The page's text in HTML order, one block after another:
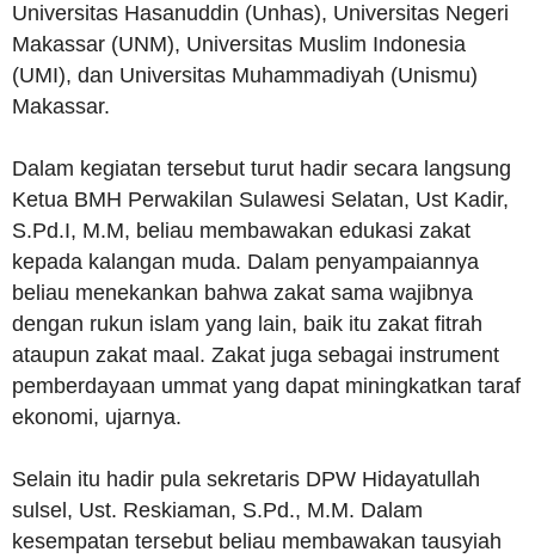
Universitas Hasanuddin (Unhas), Universitas Negeri
Makassar (UNM), Universitas Muslim Indonesia
(UMI), dan Universitas Muhammadiyah (Unismu)
Makassar.
Dalam kegiatan tersebut turut hadir secara langsung
Ketua BMH Perwakilan Sulawesi Selatan, Ust Kadir,
S.Pd.I, M.M, beliau membawakan edukasi zakat
kepada kalangan muda. Dalam penyampaiannya
beliau menekankan bahwa zakat sama wajibnya
dengan rukun islam yang lain, baik itu zakat fitrah
ataupun zakat maal. Zakat juga sebagai instrument
pemberdayaan ummat yang dapat miningkatkan taraf
ekonomi, ujarnya.
Selain itu hadir pula sekretaris DPW Hidayatullah
sulsel, Ust. Reskiaman, S.Pd., M.M. Dalam
kesempatan tersebut beliau membawakan tausyiah